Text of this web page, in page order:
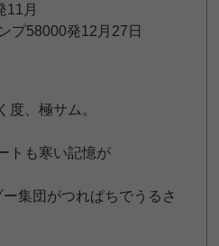
11月
プ58000発12月27日
度、極サム。
トも寒い記憶が
集団がつれぱちでうるさ